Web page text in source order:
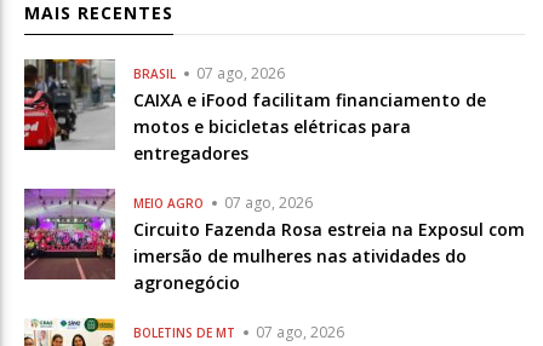
MAIS RECENTES
BRASIL 07 ago, 2026
CAIXA e iFood facilitam financiamento de
motos e bicicletas elétricas para
entregadores
MEIO AGRO 07 ago, 2026
Circuito Fazenda Rosa estreia na Exposul com
imersão de mulheres nas atividades do
agronegócio
BOLETINS DE MT 07 ago, 2026